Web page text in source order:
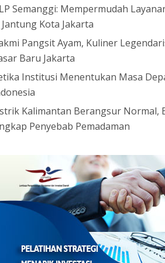
Semanggi: Mempermudah
Kota Jakarta
Pangsit Ayam, Kuliner
Baru Jakarta
Institusi Menentukan Masa
Kalimantan Berangsur Normal,
Penyebab Pemadaman